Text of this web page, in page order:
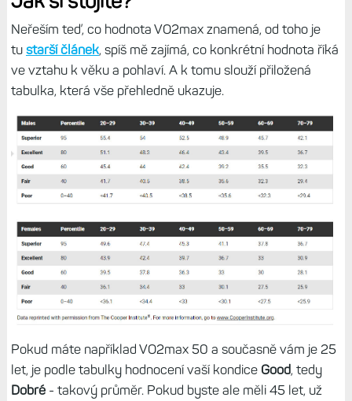
Neřeším teď, co hodnota VO2max znamená, od toho je
tu starší článek, spíš mě zajímá, co konkrétní hodnota říká
ve vztahu k věku a pohlaví. A k tomu slouží přiložená
tabulka, která vše přehledně ukazuje.
Pokud máte například VO2max 50 a současně vám je 25
let, je podle tabulky hodnocení vaší kondice Good, tedy
Dobré - takový průměr. Pokud byste ale měli 45 let, už